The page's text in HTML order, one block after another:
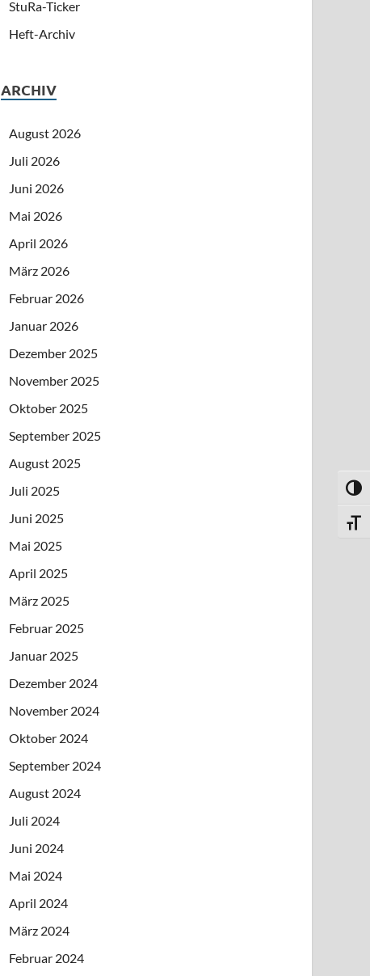
StuRa-Ticker
Heft-Archiv
ARCHIV
August 2026
Juli 2026
Juni 2026
Mai 2026
April 2026
März 2026
Februar 2026
Januar 2026
Dezember 2025
November 2025
Oktober 2025
September 2025
August 2025
Juli 2025
Juni 2025
Mai 2025
April 2025
März 2025
Februar 2025
Januar 2025
Dezember 2024
November 2024
Oktober 2024
September 2024
August 2024
Juli 2024
Juni 2024
Mai 2024
April 2024
März 2024
Februar 2024